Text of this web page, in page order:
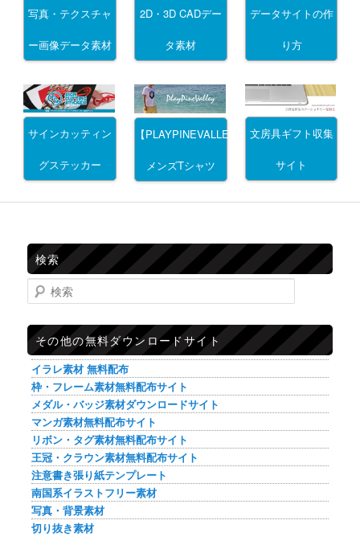
写真・テクスチャ
ー画像データ素材
2D・3D CADデー
タ素材
データサイトの作
り方
サインカッティン
グステッカー
【PLAYPINEVALLEY】
メンズTシャツ
文房具ギフト収集
サイト
検索
検索
その他の無料ダウンロードサイト
イラレ素材 無料配布
枠・フレーム素材無料配布サイト
メダル・バッジ素材ダウンロードサイト
マンガ素材無料配布サイト
リボン・タグ素材無料配布サイト
王冠・クラウン素材無料配布サイト
注意書き張り紙テンプレート
南国系イラストフリー素材
写真・背景素材
切り抜き素材